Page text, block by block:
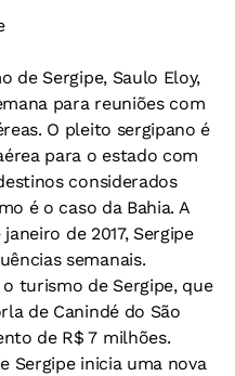
de Sergipe, Saulo Eloy,
para reuniões com
O pleito sergipano é
para o estado com
considerados
é o caso da Bahia. A
de 2017, Sergipe
semanais.
turismo de Sergipe, que
de Canindé do São
de R$ 7 milhões.
Sergipe inicia uma nova